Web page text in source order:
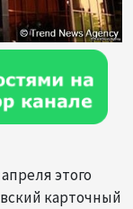
этого
карточный